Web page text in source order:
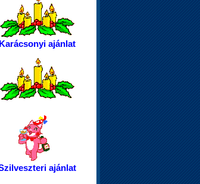
Karácsonyi ajánlat
ajánlat